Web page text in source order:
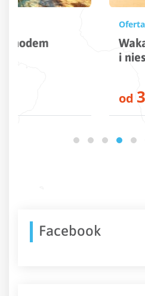
Hiszpania,
Wakacje na
i niesamowite
Facebook